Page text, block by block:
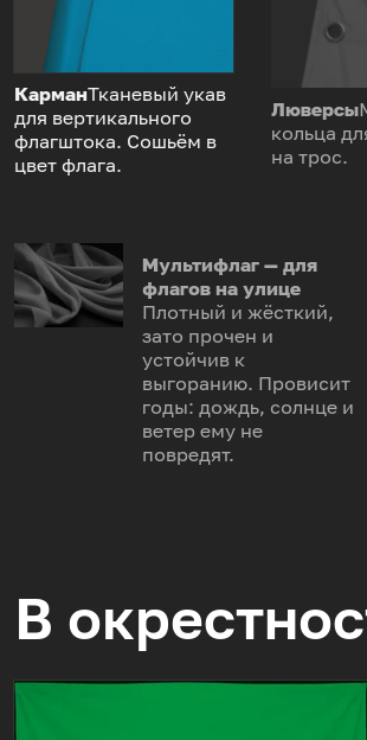
КарманТканевый укав
для вертикального
флагштока. Сошьём в
цвет флага.
Люверсы
кольца
на трос.
Мультифлаг — для
флагов на улице
Плотный и жёсткий,
зато прочен и
устойчив к
выгоранию. Провисит
годы: дождь, солнце и
ветер ему не
повредят.
В